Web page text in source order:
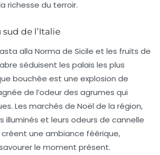
richesse du terroir.
sud de l’Italie
alla Norma de Sicile et les fruits de
séduisent les palais les plus
bouchée est une explosion de
de l’odeur des agrumes qui
Les marchés de Noël de la région,
illuminés et leurs odeurs de cannelle
une ambiance féérique,
le moment présent.